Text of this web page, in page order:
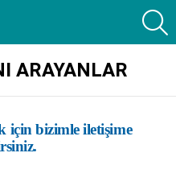
ARAYANLAR
için bizimle iletişime